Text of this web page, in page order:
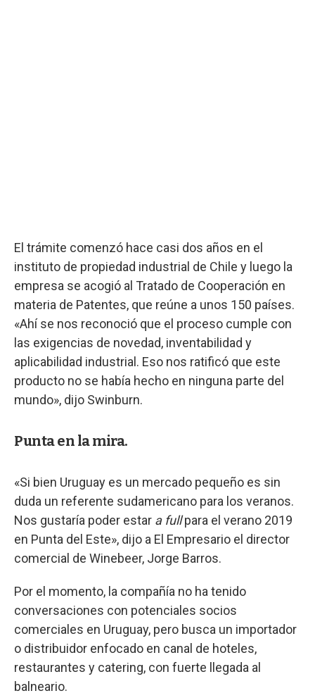
El trámite comenzó hace casi dos años en el
instituto de propiedad industrial de Chile y luego la
empresa se acogió al Tratado de Cooperación en
materia de Patentes, que reúne a unos 150 países.
«Ahí se nos reconoció que el proceso cumple con
las exigencias de novedad, inventabilidad y
aplicabilidad industrial. Eso nos ratificó que este
producto no se había hecho en ninguna parte del
mundo», dijo Swinburn.
Punta en la mira.
«Si bien Uruguay es un mercado pequeño es sin
duda un referente sudamericano para los veranos.
Nos gustaría poder estar a fullpara el verano 2019
en Punta del Este», dijo a El Empresario el director
comercial de Winebeer, Jorge Barros.
Por el momento, la compañía no ha tenido
conversaciones con potenciales socios
comerciales en Uruguay, pero busca un importador
o distribuidor enfocado en canal de hoteles,
restaurantes y catering, con fuerte llegada al
balneario.